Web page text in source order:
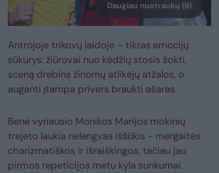
Daugiau nuotraukų (9)
Antrojoje trikovų laidoje – tikras emocijų
sūkurys: žiūrovai nuo kėdžių stosis šokti,
sceną drebins žinomų atlikėjų atžalos, o
auganti įtampa privers braukti ašaras.
Bene vyriausio Monikos Marijos mokinių
trejeto laukia nelengvas iššūkis − mergaitės
charizmatiškos ir išraiškingos, tačiau jau
pirmos repeticijos metu kyla sunkumai.